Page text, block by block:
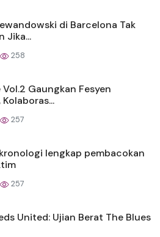
di Barcelona Tak
Jika...
258
Gaungkan Fesyen
257
lengkap pembacokan
257
United: Ujian Berat The Blues